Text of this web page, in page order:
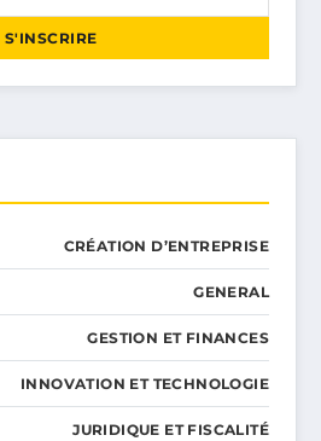
S'INSCRIRE
CRÉATION D’ENTREPRISE
GENERAL
GESTION ET FINANCES
INNOVATION ET TECHNOLOGIE
JURIDIQUE ET FISCALITÉ